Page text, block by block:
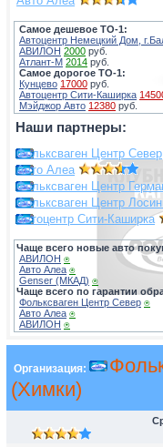
Самое дешевое ТО-1:
Автоцентр Немецкий Дом,
АВИЛОН 2000 руб.
Атлант-М 2014 руб.
Самое дорогое ТО-1:
Кунцево 17000 руб.
Автоцентр Сити-Каширка
Мэйджор Авто 12380 руб.
Наши партнеры:
Фольксваген Центр Север
Авто Алеа
Фольксваген Центр
Фольксваген Центр
Автоцентр Сити-Каширка
Чаще всего новые авто
АВИЛОН ⍟
Авто Алеа ⍟
Genser (МКАД) ⍟
Чаще всего по гарантии
Фольксваген Центр Север ⍟
Авто Алеа ⍟
АВИЛОН ⍟
Организация:
(Химки)